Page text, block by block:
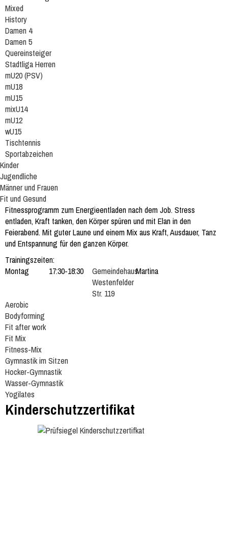
Mixed
History
Damen 4
Damen 5
Quereinsteiger
Stadtliga Herren
mU20 (PSV)
mU18
mU15
mixU14
mU12
wU15
Tischtennis
Sportabzeichen
Kinder
Jugendliche
Männer und Frauen
Fit und Gesund
Fitnessprogramm zum Energieentladen nach dem Job. Stress
entladen, Kraft tanken, den Körper spüren und mit Elan in den
Feierabend. Mit guter Laune und einem Mix aus Kraft, Ausdauer, Tanz
und Entspannung für den ganzen Körper.
Trainingszeiten:
Montag
17:30-18:30
Gemeindehaus
Westenfelder
Str. 119
Martina
Aerobic
Bodyforming
Fit after work
Fit Mix
Fitness-Mix
Gymnastik im Sitzen
Hocker-Gymnastik
Wasser-Gymnastik
Yogilates
Kinderschutzzertifikat